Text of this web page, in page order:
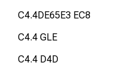
C4.4DE65E3 EC8
C4.4 GLE
C4.4 D4D